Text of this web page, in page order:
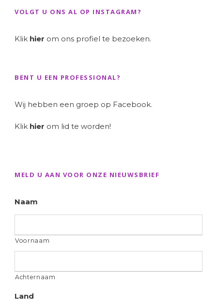
VOLGT U ONS AL OP INSTAGRAM?
Klik hier om ons profiel te bezoeken.
BENT U EEN PROFESSIONAL?
Wij hebben een groep op Facebook.
Klik hier om lid te worden!
MELD U AAN VOOR ONZE NIEUWSBRIEF
Naam
Voornaam
Achternaam
Land